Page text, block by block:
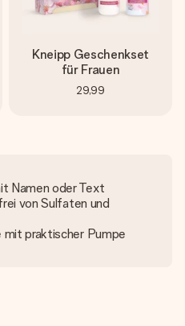
Kneipp Geschenkset
für Frauen
29,99
Namen oder Text
von Sulfaten und
praktischer Pumpe